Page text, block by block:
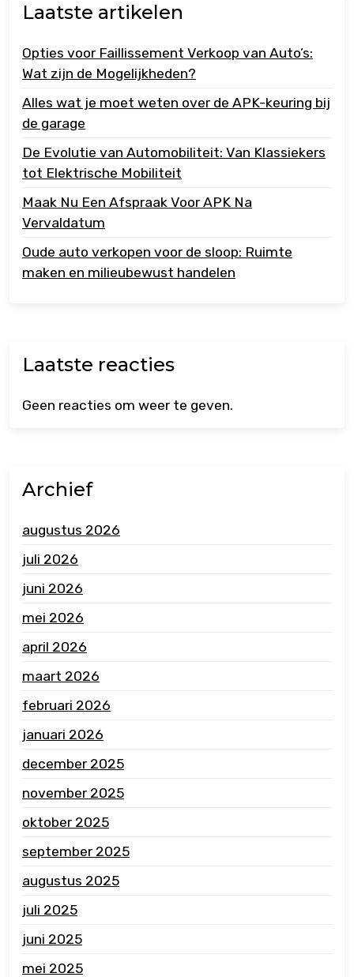
Laatste artikelen
Opties voor Faillissement Verkoop van Auto’s:
Wat zijn de Mogelijkheden?
Alles wat je moet weten over de APK-keuring bij
de garage
De Evolutie van Automobiliteit: Van Klassiekers
tot Elektrische Mobiliteit
Maak Nu Een Afspraak Voor APK Na
Vervaldatum
Oude auto verkopen voor de sloop: Ruimte
maken en milieubewust handelen
Laatste reacties
Geen reacties om weer te geven.
Archief
augustus 2026
juli 2026
juni 2026
mei 2026
april 2026
maart 2026
februari 2026
januari 2026
december 2025
november 2025
oktober 2025
september 2025
augustus 2025
juli 2025
juni 2025
mei 2025